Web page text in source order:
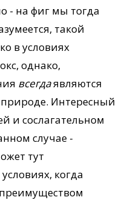
- на фиг мы тогда
такой
в условиях
однако,
всегдаявляются
Интересный
и сослагательном
случае -
тут
когда